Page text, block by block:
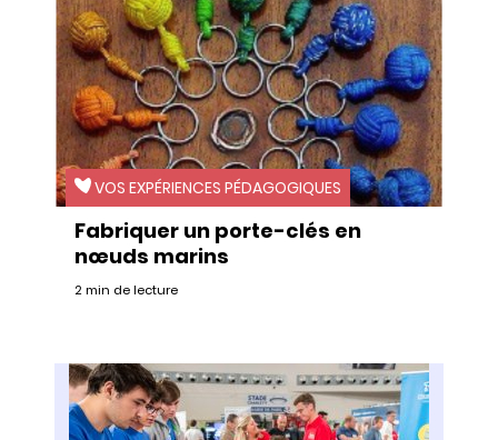
VOS EXPÉRIENCES PÉDAGOGIQUES
Fabriquer un porte-clés en
nœuds marins
2 min de lecture